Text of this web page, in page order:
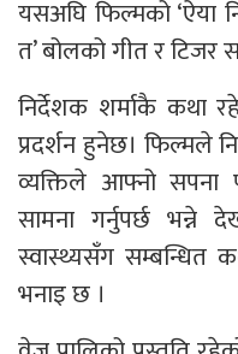
यसअघि फिल्मको ‘ऐया
त’ बोलको गीत र
निर्देशक शर्माकै कथा
प्रदर्शन हुनेछ। फिल्मले
व्यक्तिले आफ्नो सपना
सामना गर्नुपर्छ
स्वास्थ्यसँग सम्बन्धित
भनाइ छ ।